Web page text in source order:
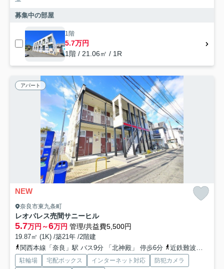
募集中の部屋
1階
5.7万円
1階 / 21.06㎡ / 1R
アパート
NEW
奈良市東九条町
レオパレス売間サニーヒル
5.7万円～6万円 管理/共益費5,500円
19.87㎡ (1K) /築21年 /2階建
関西本線「奈良」駅 バス9分 「北神殿」 停歩6分
近鉄難波・奈良線「近鉄奈良」駅 バス15分 奈良交通「北神殿」 停歩6分
駐輪場 宅配ボックス インターネット対応
防犯カメラ